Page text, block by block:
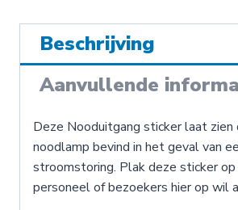
Beschrijving
Aanvullende
Deze Nooduitgang sticker laat zien
noodlamp bevind in het geval van
stroomstoring. Plak deze sticker
personeel of bezoekers hier op wil